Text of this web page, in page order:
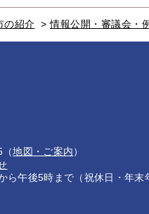
の紹介 >情報公開・審議会・
（地図・ご案内）
午後5時まで（祝休日・年末